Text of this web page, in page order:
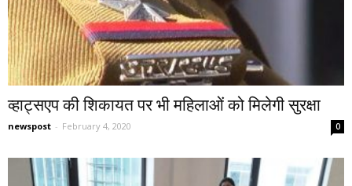
व्हाट्सएप की शिकायत पर भी महिलाओं को मिलेगी सुरक्षा
newspost - February 4, 2020 0